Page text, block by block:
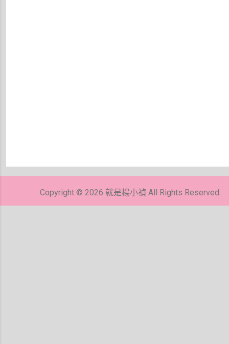
貼
Copyright © 2026 就是楊小禎 All Rights Reserved.